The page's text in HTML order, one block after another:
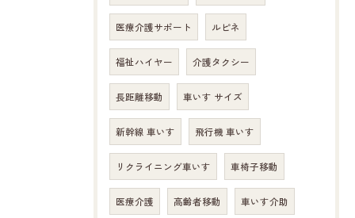
医療介護サポート ルピネ
福祉ハイヤー 介護タクシー
長距離移動 車いす サイズ
新幹線 車いす 飛行機 車いす
リクライニング車いす 車椅子移動
医療介護 高齢者移動 車いす介助